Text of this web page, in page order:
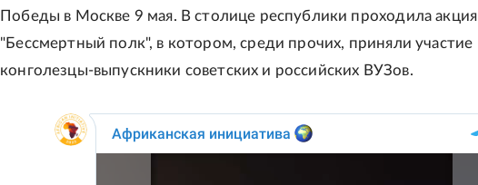
Победы в Москве 9 мая. В столице республики проходила акция
"Бессмертный полк", в котором, среди прочих, приняли участие
конголезцы-выпускники советских и российских ВУЗов.